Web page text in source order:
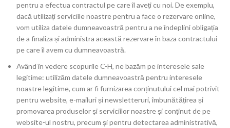
pentru a efectua contractul pe care îl aveți cu noi. De exemplu,
dacă utilizați serviciile noastre pentru a face o rezervare online,
vom utiliza datele dumneavoastră pentru a ne îndeplini obligația
de a finaliza și administra această rezervare în baza contractului
pe care îl avem cu dumneavoastră.
Având în vedere scopurile C-H, ne bazăm pe interesele sale
legitime: utilizăm datele dumneavoastră pentru interesele
noastre legitime, cum ar fi furnizarea conținutului cel mai potrivit
pentru website, e-mailuri și newsletteruri, îmbunătățirea și
promovarea produselor și serviciilor noastre și conținut de pe
website-ul nostru, precum și pentru detectarea administrativă,